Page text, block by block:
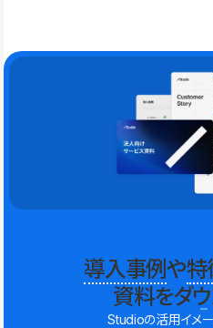
導入事例や特
資料をダウ
Studioの活用イメ